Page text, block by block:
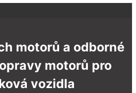
motorů a odborné
motorů pro
vozidla